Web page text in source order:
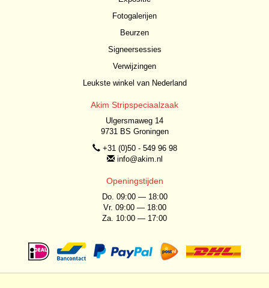
Fotogalerijen
Beurzen
Signeersessies
Verwijzingen
Leukste winkel van Nederland
Akim Stripspeciaalzaak
Ulgersmaweg 14
9731 BS Groningen
+31 (0)50 - 549 96 98
info@akim.nl
Openingstijden
Do. 09:00 — 18:00
Vr. 09:00 — 18:00
Za. 10:00 — 17:00